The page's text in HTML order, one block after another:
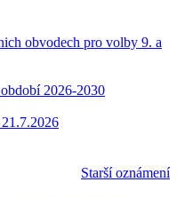
obvodech pro volby 9. a
2026-2030
21.7.2026
Starší oznámení